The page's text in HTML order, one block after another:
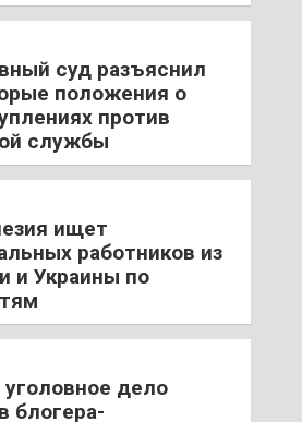
суд разъяснил
положения о
против
службы
ищет
работников из
и Украины по
дело
блогера-